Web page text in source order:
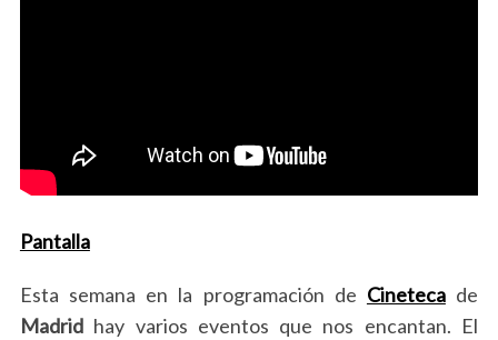
Pantalla
Esta semana en la programación de Cinetecade
Madridhay varios eventos que nos encantan. El